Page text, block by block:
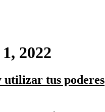
2022
utilizar tus poderes